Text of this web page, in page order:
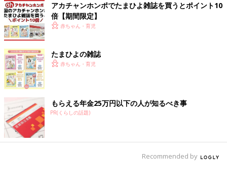
アカチャンホンポでたまひよ雑誌を買うとポイント10
倍【期間限定】
赤ちゃん・育児
たまひよの雑誌
赤ちゃん・育児
もらえる年金25万円以下の人が知るべき事
PR(くらしの話題)
Recommended by